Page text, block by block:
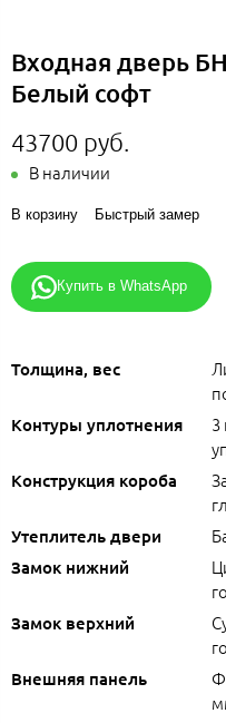
Входная дверь
Белый софт
43700 руб.
В наличии
В корзину Быстрый замер
Купить в WhatsApp
Толщина, вес
Контуры уплотнения
3
Конструкция короба
Утеплитель двери
Замок нижний
Замок верхний
Внешняя панель